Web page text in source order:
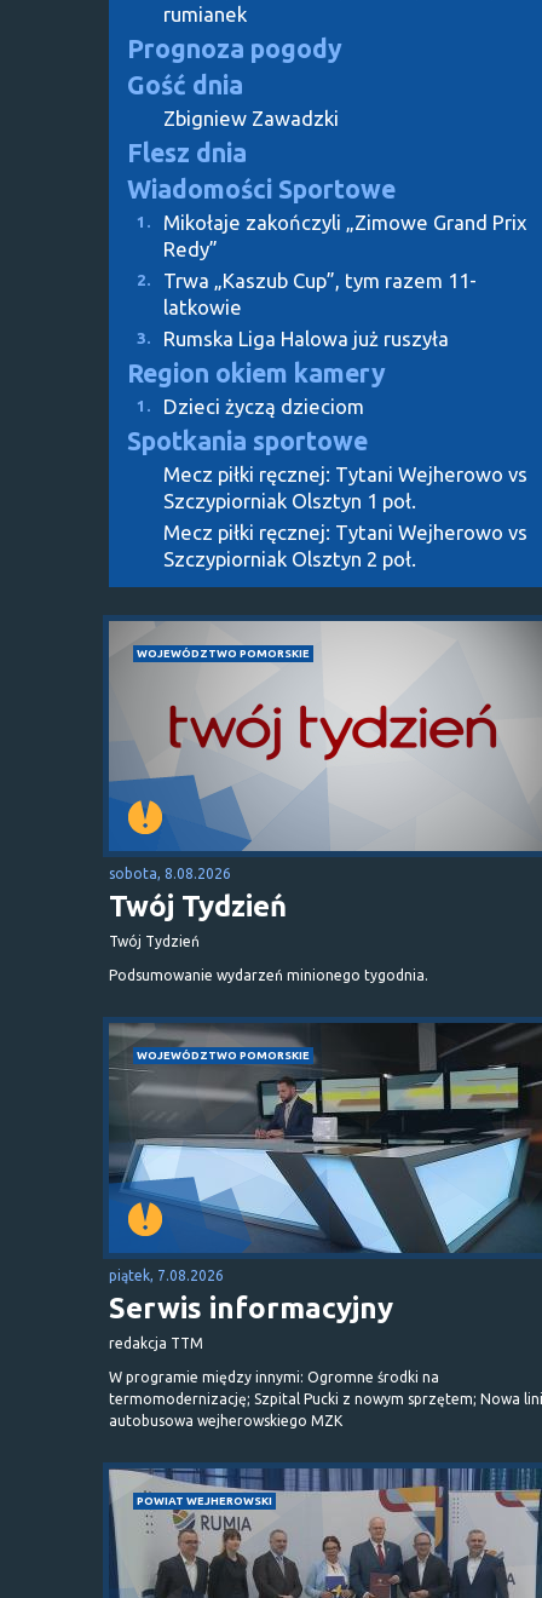
rumianek
Prognoza pogody
Gość dnia
Zbigniew Zawadzki
Flesz dnia
Wiadomości Sportowe
1.
Mikołaje zakończyli „Zimowe Grand Prix
Redy”
2.
Trwa „Kaszub Cup”, tym razem 11-
latkowie
3. Rumska Liga Halowa już ruszyła
Region okiem kamery
1. Dzieci życzą dzieciom
Spotkania sportowe
Mecz piłki ręcznej: Tytani Wejherowo vs
Szczypiorniak Olsztyn 1 poł.
Mecz piłki ręcznej: Tytani Wejherowo vs
Szczypiorniak Olsztyn 2 poł.
WOJEWÓDZTWO POMORSKIE
sobota, 8.08.2026
Twój Tydzień
Twój Tydzień
Podsumowanie wydarzeń minionego tygodnia.
WOJEWÓDZTWO POMORSKIE
piątek, 7.08.2026
Serwis informacyjny
redakcja TTM
W programie między innymi: Ogromne środki na
termomodernizację; Szpital Pucki z nowym sprzętem; Nowa
autobusowa wejherowskiego MZK
POWIAT WEJHEROWSKI